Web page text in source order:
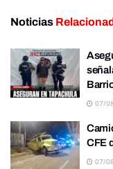
Noticias
07/
CFE
07/